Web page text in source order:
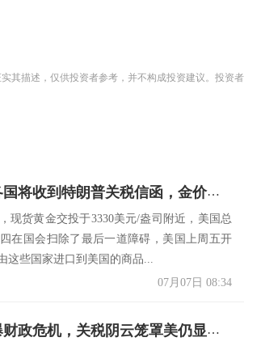
其描述，仅供投资者参考，并不构成投资建议。投资者
7月7日财经早餐：各国将收到特朗普关税信函，金价能否坚守3330关口？OPEC+同意超预期增产
现货黄金交投于3330美元/盎司附近，美国总
在国会扫除了最后一道障碍，美国上周五开
这些国家进口到美国的商品...
07月07日 08:34
特朗普减税法案引爆财政危机，关税阴云笼罩美仍显疲态